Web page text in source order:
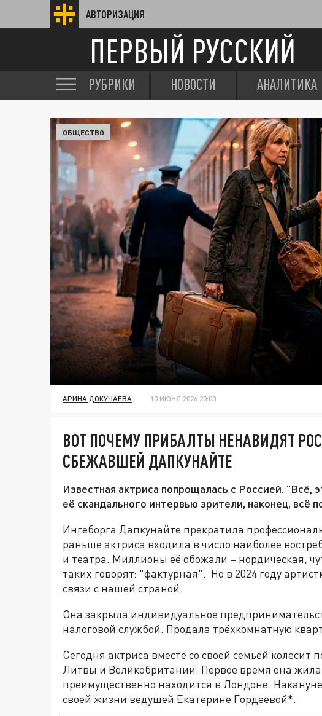
АВТОРИЗАЦИЯ
ПЕРВЫЙ РУССКИЙ
РУБРИКИ НОВОСТИ АНАЛИТИКА
ОБЩЕСТВО
АРИНА ДОКУЧАЕВА 10 ИЮНЯ 2026 20:00
ВОТ ПОЧЕМУ ПРИБАЛТЫ НЕНАВИДЯТ
СБЕЖАВШЕЙ ДАПКУНАЙТЕ
Известная актриса попрощалась с Россией. "Всё,
её скандального интервью зрители, наконец, всё
Ингеборга Дапкунайте прекратила
раньше актриса входила в число наиболее
и театра. Миллионы её обожали – нордическая,
таких говорят: "фактурная". Но в 2024 году
связи с нашей страной.
Она закрыла индивидуальное
налоговой службой. Продала трёхкомнатную
Сегодня актриса вместе со своей семьёй колесит
Литвы и Великобритании. Первое время она жила
преимущественно находится в Лондоне.
своей жизни ведущей Екатерине Гордеевой*.